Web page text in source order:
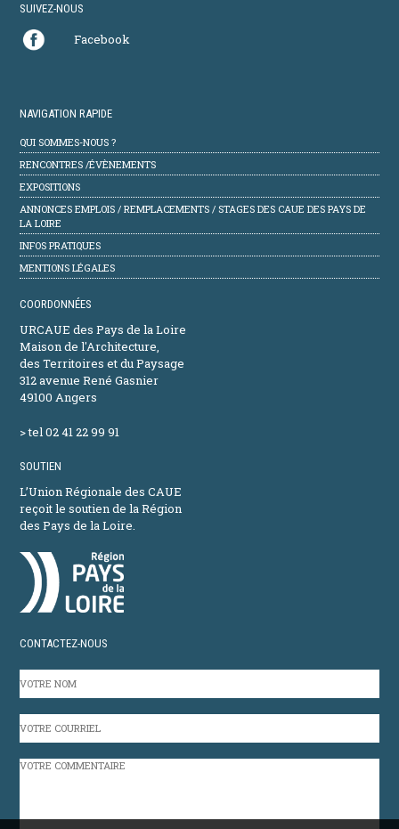
SUIVEZ-NOUS
Facebook
NAVIGATION RAPIDE
QUI SOMMES-NOUS ?
RENCONTRES /ÉVÈNEMENTS
EXPOSITIONS
ANNONCES EMPLOIS / REMPLACEMENTS / STAGES DES CAUE DES PAYS DE
LA LOIRE
INFOS PRATIQUES
MENTIONS LÉGALES
COORDONNÉES
URCAUE des Pays de la Loire
Maison de l'Architecture,
des Territoires et du Paysage
312 avenue René Gasnier
49100 Angers
> tel 02 41 22 99 91
SOUTIEN
L’Union Régionale des CAUE
reçoit le soutien de la Région
des Pays de la Loire.
CONTACTEZ-NOUS
NOM
COURRIEL
VOTRE